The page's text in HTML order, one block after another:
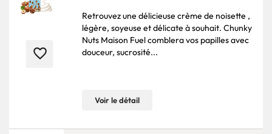
favorite_border
Retrouvez une délicieuse crème de noisette ,
légère, soyeuse et délicate à souhait. Chunky
Nuts Maison Fuel comblera vos papilles avec
douceur, sucrosité...
Voir le détail